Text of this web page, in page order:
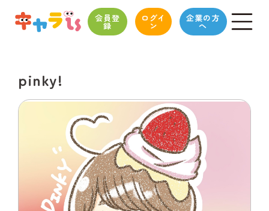
会員登
録
ログイ
ン
企業の方
へ
pinky!